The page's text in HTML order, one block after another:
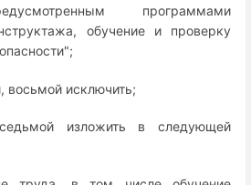
программами
обучение и проверку
восьмой исключить;
изложить в следующей